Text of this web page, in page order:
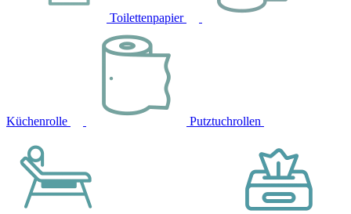
Toilettenpapier
Küchenrolle Putztuchrollen